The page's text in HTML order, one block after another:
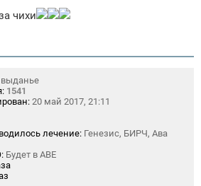
чихи
1541
20 май 2017, 21:11
лечение: Генезис, БИРЧ, Ава
Будет в АВЕ